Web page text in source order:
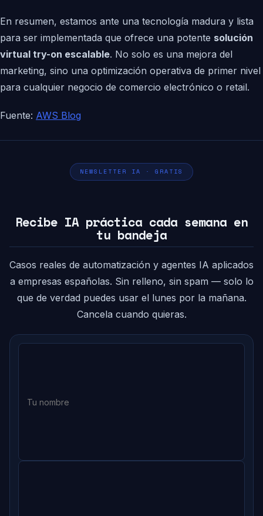
En resumen, estamos ante una tecnología madura y lista
para ser implementada que ofrece una potente solución
virtual try-on escalable. No solo es una mejora del
marketing, sino una optimización operativa de primer nivel
para cualquier negocio de comercio electrónico o retail.
Fuente: AWS Blog
NEWSLETTER IA · GRATIS
Recibe IA práctica cada semana en
tu bandeja
Casos reales de automatización y agentes IA aplicados
a empresas españolas. Sin relleno, sin spam — solo lo
que de verdad puedes usar el lunes por la mañana.
Cancela cuando quieras.